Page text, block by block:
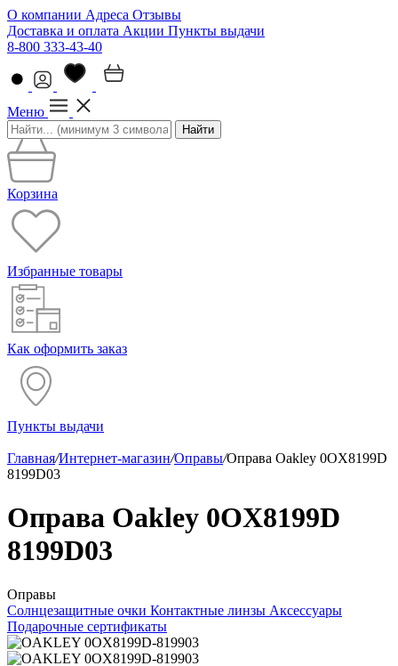
О компании Адреса Отзывы
Доставка и оплата Акции Пункты выдачи
8-800 333-43-40
Меню
Найти
Корзина
Избранные товары
Как оформить заказ
Пункты выдачи
Главная/Интернет-магазин/Оправы/Оправа Oakley 0OX8199D
8199D03
Оправа Oakley 0OX8199D
8199D03
Оправы
Солнцезащитные очки Контактные линзы Аксессуары
Подарочные сертификаты